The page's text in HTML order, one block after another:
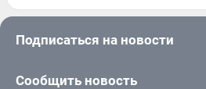
Подписаться на новости
Сообщить новость